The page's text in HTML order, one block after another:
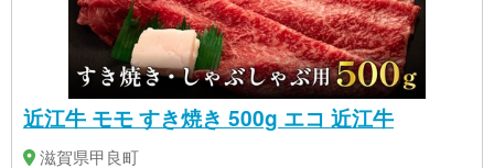
近江牛 モモ すき焼き 500g エコ 近江牛
滋賀県甲良町